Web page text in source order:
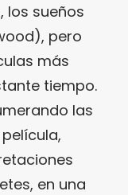
los sueños
pero
más
tiempo.
las
en una